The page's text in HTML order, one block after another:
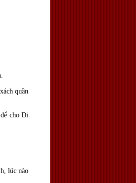
quần
cho Di
lúc nào